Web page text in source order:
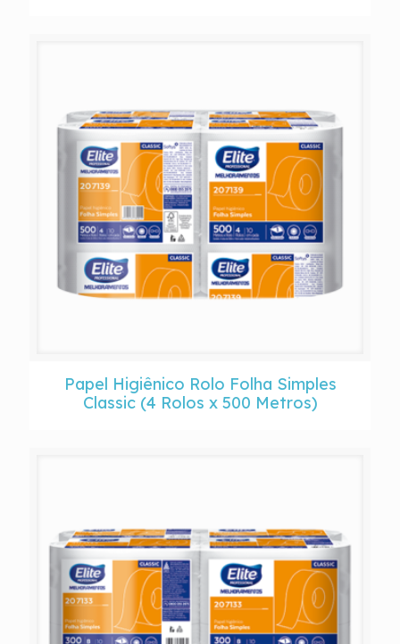
Papel Higiênico Rolo Folha Simples
Classic (4 Rolos x 500 Metros)